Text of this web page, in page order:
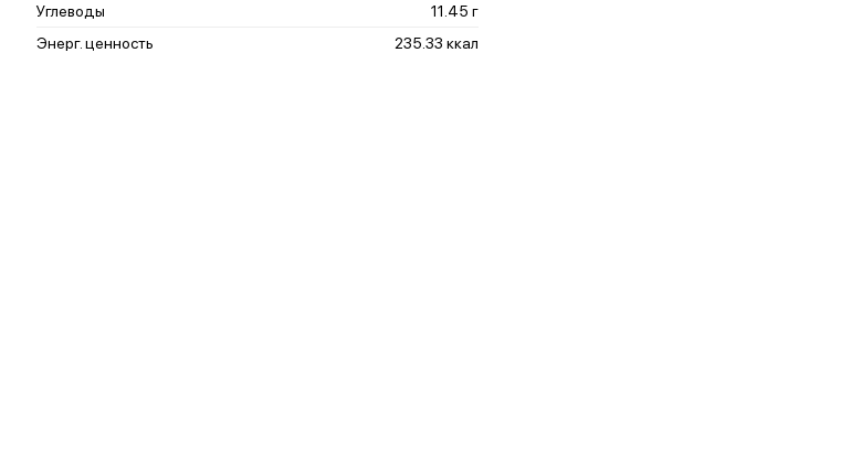
Углеводы
11.45 г
Энерг. ценность
235.33 ккал